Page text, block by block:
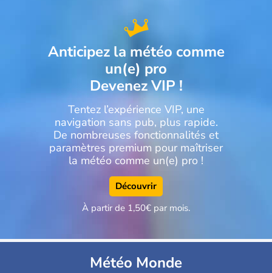
Anticipez la météo comme
un(e) pro
Devenez VIP !
Tentez l’expérience VIP, une
navigation sans pub, plus rapide.
De nombreuses fonctionnalités et
paramètres premium pour maîtriser
la météo comme un(e) pro !
Découvrir
À partir de 1,50€ par mois.
Météo Monde